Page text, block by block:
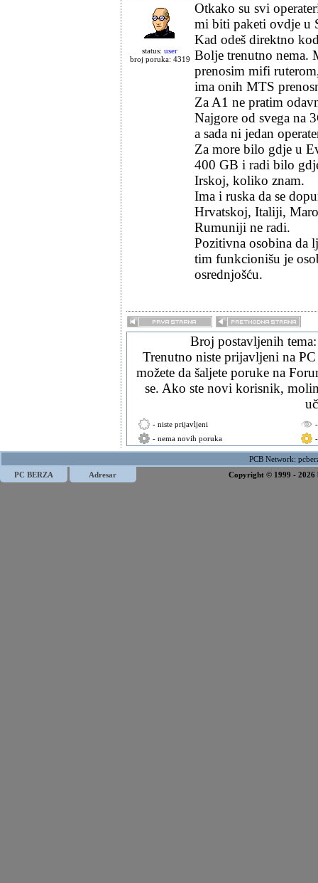
status: user
broj poruka: 4319
Otkako su svi
mi biti paketi ovdje u
Kad odeš direktno
Bolje trenutno nema.
prenosim mifi
ima onih MTS
Za A1 ne pratim
Najgore od svega na
a sada ni jedan
Za more bilo gdje u
400 GB i radi bilo
Irskoj, koliko znam.
Ima i ruska da se
Hrvatskoj, Italiji,
Rumuniji ne radi.
Pozitivna osobina da
tim funkcionišu je
osrednjošću.
Broj postavljenih
Trenutno niste prijavljeni na
možete da šaljete poruke na
se. Ako ste novi korisnik,
- niste prijavljeni
- nema novih poruka
PCB Network:
PC BERZA
Adresar Copyright © 1999 -